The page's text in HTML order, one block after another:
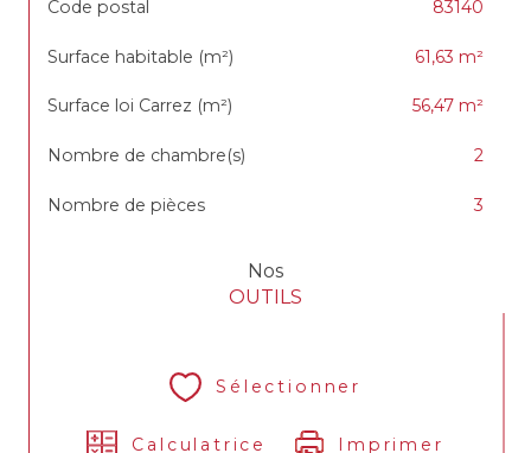
TRAD_SIROCCO_Caracteristique
Code postal 83140
Surface habitable (m²) 61,63 m²
Surface loi Carrez (m²) 56,47 m²
Nombre de chambre(s) 2
Nombre de pièces 3
Nos
OUTILS
Sélectionner
Calculatrice Imprimer